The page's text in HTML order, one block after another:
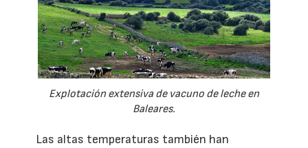
Explotación extensiva de vacuno de leche en
Baleares.
Las altas temperaturas también han